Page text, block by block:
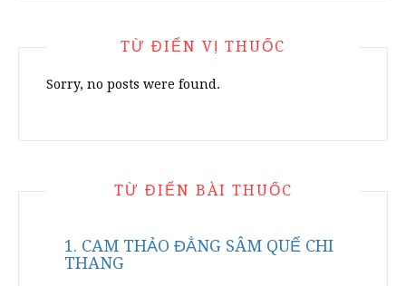
TỪ ĐIỂN VỊ THUỐC
Sorry, no posts were found.
TỪ ĐIỂN BÀI THUỐC
1. CAM THẢO ĐẲNG SÂM QUẾ CHI
THANG